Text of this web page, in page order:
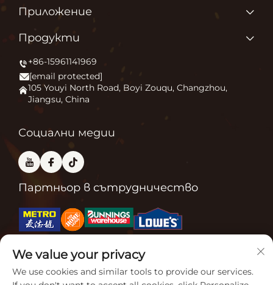
Продукти
Приложение
Новини
Свържете се с нас
Често задавани въпроси
Приложение
Защо обичаме това, което правим?
Продукти
Печка за външни площи
Огнище
Пещ за пица
+86-15961141969
[email protected]
105 Youyi North Road, Boyi Zouqu, Changzhou,
Jiangsu, China
Социални медии
Партньор в сътрудничество
Свързани сертификати
We value your privacy
We use cookies and similar tools to provide our services.